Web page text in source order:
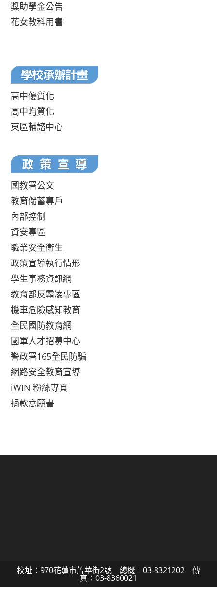
獎助學金公告
花女教科用書
高中優質化
高中均質化
東區輔諮中心
國教署公文
教育儲蓄專戶
內部控制
資安專區
職業安全衛生
政策宣導執行情形
學生事務資訊網
教育部反霸凌專區
機車危險感知教育
全民國防教育網
國軍人才招募中心
警政署165全民防騙
網路安全教育宣導
iWIN 粉絲專頁
捐款意願書
校址：970花蓮市菁華街2號 總機：03-8321202 傳
真：03-8360021